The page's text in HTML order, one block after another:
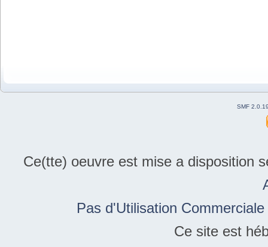
SMF
Ce(tte) oeuvre est mise a disposition
Pas d'Utilisation
Ce site est